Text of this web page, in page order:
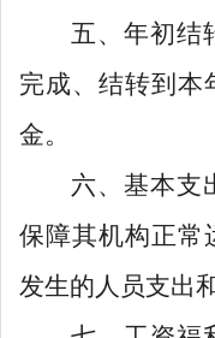
五、年初结
完成、结转到本
金。
六、基本支
保障其机构正常
发生的人员支出